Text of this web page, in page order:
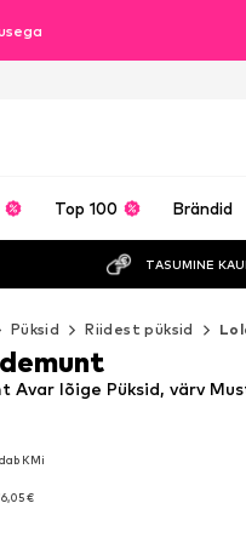
Top 100 Brändid
TASUMINE
Püksid Riidest püksid
KMi
€
Avar lõige Püksid, värv